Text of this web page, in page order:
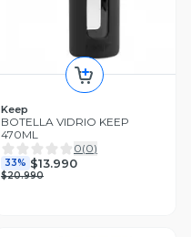
Keep
BOTELLA VIDRIO KEEP
470ML
0(0)
33% $13.990
$20.990